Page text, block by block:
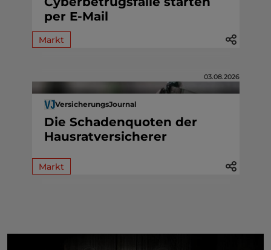
per E-Mail
Markt
03.08.2026
VersicherungsJournal
Die Schadenquoten der
Hausratversicherer
Markt